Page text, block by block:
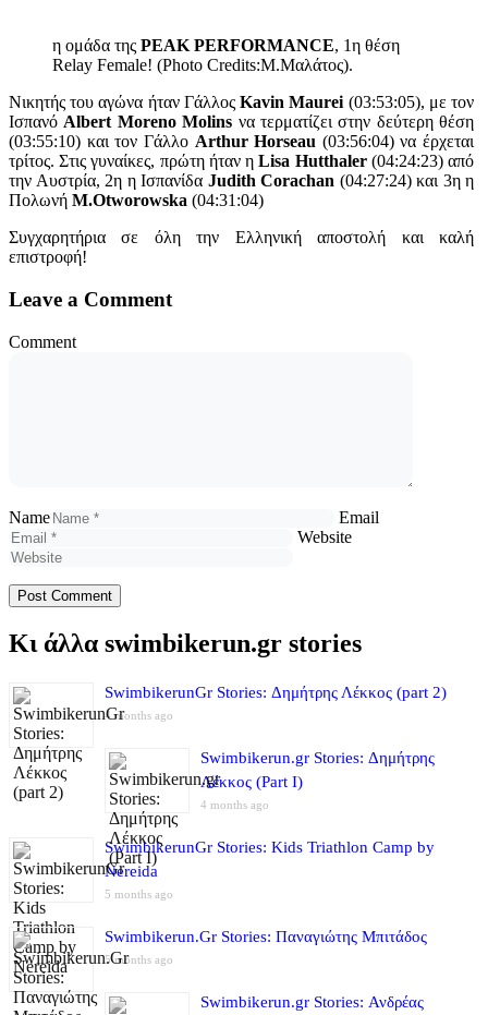
η ομάδα της PEAK PERFORMANCE, 1η θέση
Relay Female! (Photo Credits:M.Μαλάτος).
Νικητής του αγώνα ήταν ΓάλλοςKavin Maurei(03:53:05), με τον
ΙσπανόAlbert Moreno Molins να τερματίζει στην δεύτερη θέση
(03:55:10) και τον Γάλλο Arthur Horseau (03:56:04) να έρχεται
τρίτος. Στις γυναίκες, πρώτη ήταν ηLisa Hutthaler(04:24:23) από
την Αυστρία, 2η η Ισπανίδα Judith Corachan (04:27:24) και 3η η
Πολωνή M.Otworowska (04:31:04)
Συγχαρητήρια σε όλη την Ελληνική αποστολή και καλή
επιστροφή!
Leave a Comment
Comment
Name
Email
Website
Κι άλλα swimbikerun.gr stories
SwimbikerunGr Stories: Δημήτρης Λέκκος (part 2)
4 months ago
Swimbikerun.gr Stories: Δημήτρης
Λέκκος (Part I)
4 months ago
SwimbikerunGr Stories: Kids Triathlon Camp by
Nereida
5 months ago
Swimbikerun.Gr Stories: Παναγιώτης Μπιτάδος
5 months ago
Swimbikerun.gr Stories: Ανδρέας